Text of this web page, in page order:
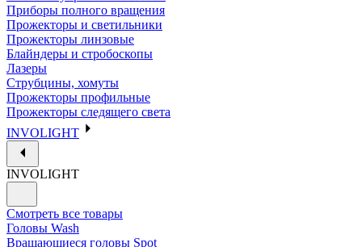
Приборы полного вращения
Прожекторы и светильники
Прожекторы линзовые
Блайндеры и стробоскопы
Лазеры
Струбцины, хомуты
Прожекторы профильные
Прожекторы следящего света
INVOLIGHT
INVOLIGHT
Смотреть все товары
Головы Wash
Вращающиеся головы Spot